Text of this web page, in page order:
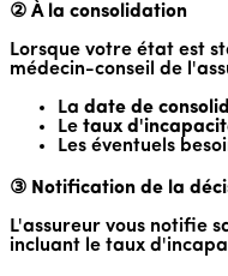
② À la consolidation
Lorsque votre état est
médecin-conseil de
La date de
Le taux
Les éventuels
③ Notification de la
L'assureur vous notifie
incluant le taux